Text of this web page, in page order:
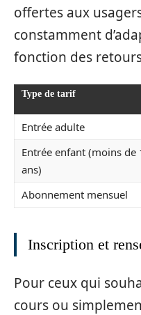
offertes aux
constamment
fonction des
Type de tarif
Entrée adulte
Entrée enfant (moins de
ans)
Abonnement mensuel
Inscription et
Pour ceux qui
cours ou